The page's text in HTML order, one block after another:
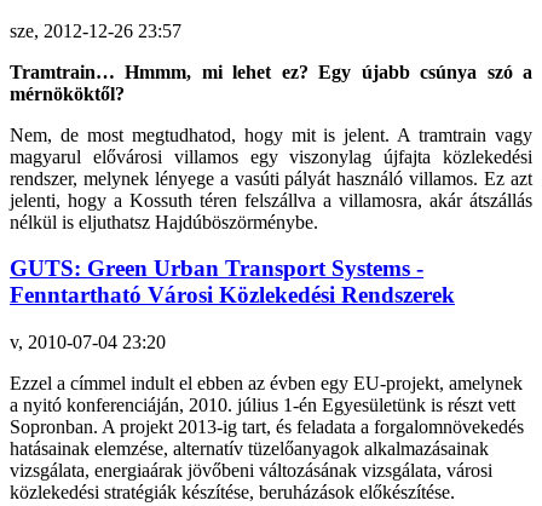
sze, 2012-12-26 23:57
Tramtrain… Hmmm, mi lehet ez? Egy újabb csúnya szó a
mérnököktől?
Nem, de most megtudhatod, hogy mit is jelent. A tramtrain vagy
magyarul elővárosi villamos egy viszonylag újfajta közlekedési
rendszer, melynek lényege a vasúti pályát használó villamos. Ez azt
jelenti, hogy a Kossuth téren felszállva a villamosra, akár átszállás
nélkül is eljuthatsz Hajdúböszörménybe.
GUTS: Green Urban Transport Systems -
Fenntartható Városi Közlekedési Rendszerek
v, 2010-07-04 23:20
Ezzel a címmel indult el ebben az évben egy EU-projekt, amelynek
a nyitó konferenciáján, 2010. július 1-én Egyesületünk is részt vett
Sopronban. A projekt 2013-ig tart, és feladata a forgalomnövekedés
hatásainak elemzése, alternatív tüzelőanyagok alkalmazásainak
vizsgálata, energiaárak jövőbeni változásának vizsgálata, városi
közlekedési stratégiák készítése, beruházások előkészítése.